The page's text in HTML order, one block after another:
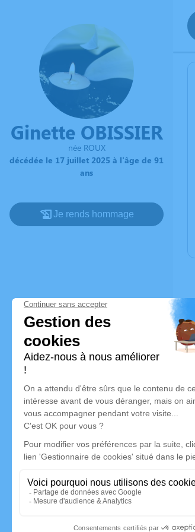
Ginette OBISSIER
née ROUX
décédée le 17 juillet 2025 à l'âge de 91
ans
Je rends hommage